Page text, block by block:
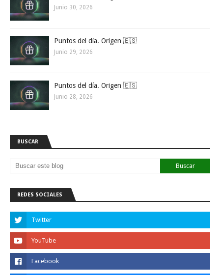
Junio 30, 2026
Puntos del día. Origen 🇪🇸
Junio 29, 2026
Puntos del día. Origen 🇪🇸
Junio 28, 2026
BUSCAR
REDES SOCIALES